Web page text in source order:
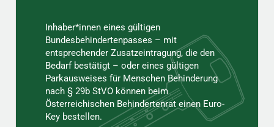
Inhaber*innen eines gültigen
Bundesbehindertenpasses – mit
entsprechender Zusatzeintragung, die den
Bedarf bestätigt – oder eines gültigen
Parkausweises für Menschen Behinderung
nach § 29b StVO können beim
Österreichischen Behindertenrat einen Euro-
Key bestellen.